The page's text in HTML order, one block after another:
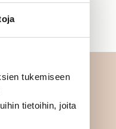
tukemiseen
tietoihin, joita
sisään